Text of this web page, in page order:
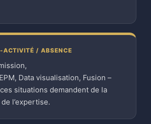
ACTIVITÉ / ABSENCE
Data visualisation, Fusion –
situations demandent de la
l’expertise.